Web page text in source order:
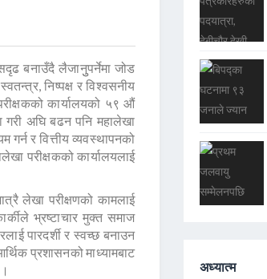
सदृढ बनाउँदै लैजानुुपर्नेमा जोड
निष्पक्ष र विश्वसनीय
कार्यालयको ५९ औं
गरी अघि बढन पनि महालेखा
र वित्तीय व्यवस्थापनको
परीक्षकको कार्यालयलाई
लेखा परीक्षणको कामलाई
भ्रष्टाचार मुक्त समाज
पारदर्शी र स्वच्छ बनाउन
प्रशासनको माध्यामबाट
अध्यात्म